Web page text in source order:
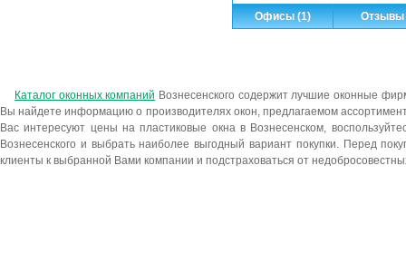
Офисы (1) Отзывы
Каталог оконных компаний Вознесенского содержит лучшие оконные
Вы найдете информацию о производителях окон, предлагаемом
Вас интересуют цены на пластиковые окна в Вознесенском,
Вознесенского и выбрать наиболее выгодный вариант покупки. Перед
клиенты к выбранной Вами компании и подстраховаться от